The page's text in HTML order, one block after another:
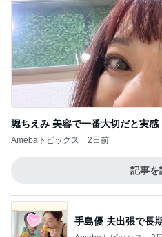
堀ちえみ 美容で一番大切だと実感
Amebaトピックス 2日前
記事を
手島優 夫出張で長
Amebaトピックス 2